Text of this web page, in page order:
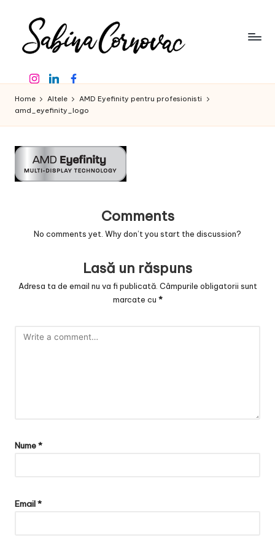
content
a
b
in
a
C
v
O
creator
de
conținut
de
ani
InstagramLinkedinFacebook
Home Altele
AMD Eyefinity pentru profesionisti
amd_eyefinity_logo
Comments
No comments yet. Why don’t you start the discussion?
Lasă un răspuns
Adresa ta de email nu va fi publicată. Câmpurile obligatorii sunt
marcate cu *
Nume*
Email*